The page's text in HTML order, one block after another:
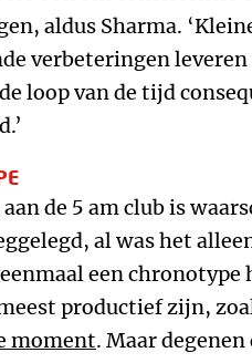
aldus Sharma.
verbeteringen
loop van de tijd
de 5 am club is
al was het
een chronotype
productief zijn,
moment. Maar